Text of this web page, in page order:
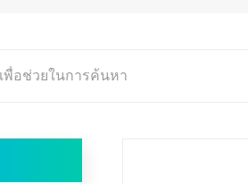
อช่วยในการค้นหา